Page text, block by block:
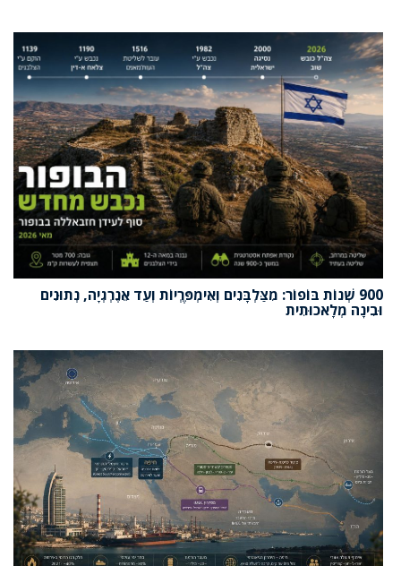
900 שְׁנוֹת בּוֹפוֹר: מִצַּלְבָּנִים וְאִימְפֶּרְיוֹת וְעַד אֵנֶרְגְיָה, נְתוּנִים
וּבִינָה מְלָאכוּתִית